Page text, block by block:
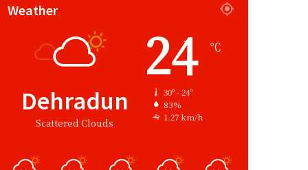
Weather
Dehradun
Scattered Clouds
24 ℃
30º - 24º
83%
1.27 km/h